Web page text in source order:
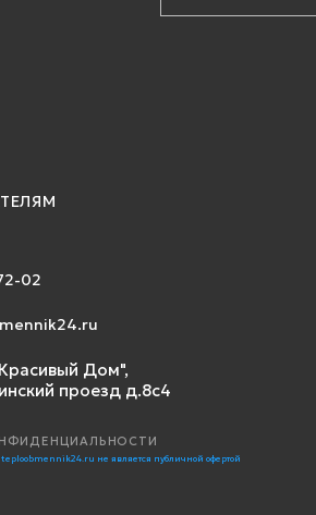
02
Дом",
проезд д.8с4
не является публичной офертой